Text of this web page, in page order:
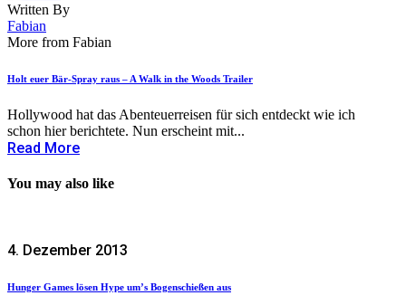
Written By
Fabian
More from Fabian
Holt euer Bär-Spray raus – A Walk in the Woods Trailer
Hollywood hat das Abenteuerreisen für sich entdeckt wie ich
schon hier berichtete. Nun erscheint mit...
Read More
You may also like
4. Dezember 2013
Hunger Games lösen Hype um’s Bogenschießen aus